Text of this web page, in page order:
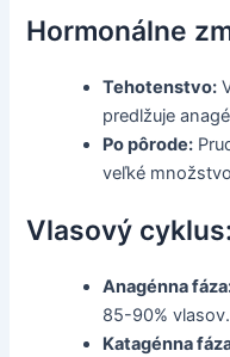
Hormonálne
Tehotenstvo:
predlžuje
Po pôrode:
veľké
Vlasový cyklus:
Anagénna
85-90% vlasov.
Katagénna